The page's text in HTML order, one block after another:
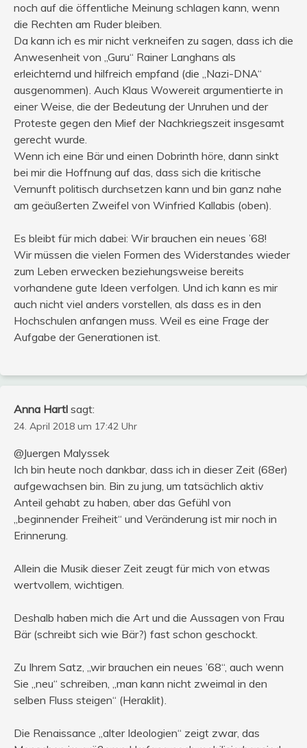
noch auf die öffentliche Meinung schlagen kann, wenn
die Rechten am Ruder bleiben.
Da kann ich es mir nicht verkneifen zu sagen, dass ich die
Anwesenheit von „Guru“ Rainer Langhans als
erleichternd und hilfreich empfand (die „Nazi-DNA“
ausgenommen). Auch Klaus Wowereit argumentierte in
einer Weise, die der Bedeutung der Unruhen und der
Proteste gegen den Mief der Nachkriegszeit insgesamt
gerecht wurde.
Wenn ich eine Bär und einen Dobrinth höre, dann sinkt
bei mir die Hoffnung auf das, dass sich die kritische
Vernunft politisch durchsetzen kann und bin ganz nahe
am geäußerten Zweifel von Winfried Kallabis (oben).
Es bleibt für mich dabei: Wir brauchen ein neues ’68!
Wir müssen die vielen Formen des Widerstandes wieder
zum Leben erwecken beziehungsweise bereits
vorhandene gute Ideen verfolgen. Und ich kann es mir
auch nicht viel anders vorstellen, als dass es in den
Hochschulen anfangen muss. Weil es eine Frage der
Aufgabe der Generationen ist.
Anna Hartl sagt:
24. April 2018 um 17:42 Uhr
@Juergen Malyssek
Ich bin heute noch dankbar, dass ich in dieser Zeit (68er)
aufgewachsen bin. Bin zu jung, um tatsächlich aktiv
Anteil gehabt zu haben, aber das Gefühl von
„beginnender Freiheit“ und Veränderung ist mir noch in
Erinnerung.
Allein die Musik dieser Zeit zeugt für mich von etwas
wertvollem, wichtigen.
Deshalb haben mich die Art und die Aussagen von Frau
Bär (schreibt sich wie Bär?) fast schon geschockt.
Zu Ihrem Satz, „wir brauchen ein neues ’68“, auch wenn
Sie „neu“ schreiben, „man kann nicht zweimal in den
selben Fluss steigen“ (Heraklit).
Die Renaissance „alter Ideologien“ zeigt zwar, das